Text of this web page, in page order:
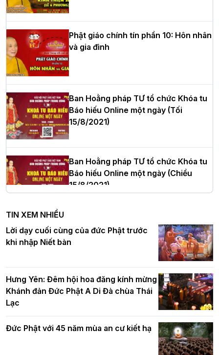
Trưởng BTS GHPGVN tỉnh Nghệ An
Hòa thượng Thích Quảng Tùng tái đắc
cử Trưởng BTS GHPGVN thành phố Hải
Phòng nhiệm kỳ 2026 – 2031
Thượng tọa Thích Tâm Chính được suy
cử tân Trưởng ban Trị sự GHPGVN tỉnh
Hà Nội: Tăng Ni Trường hạ Bồ Đề trang
nghiêm tác pháp Tiền an cư PL.2570 –
DL.2026
chúc mừng Phật đản BTS GHPGVN TP.
Hà Nội
Hơn 5.000 người tham dự diễu hành,
Phật giáo chính tín phần 10: Hôn nhân
và gia đình
Ban Hoằng pháp TƯ tổ chức Khóa tu
Báo hiếu Online một ngày (Tối
15/8/2021)
Ban Hoằng pháp TƯ tổ chức Khóa tu
Báo hiếu Online một ngày (Chiều
15/8/2021)
Ban Hoằng pháp TƯ tổ chức Khóa tu
Báo hiếu Online một ngày (Sáng
15/8/2021)
Tinh thần yêu nước của Phật giáo
TIN XEM NHIỀU
Lời dạy cuối cùng của đức Phật trước
khi nhập Niết bàn
Hưng Yên: Đêm hội hoa đăng kính mừng
Khánh đản Đức Phật A Di Đà chùa Thái
Lạc
Đức Phật với 45 năm mùa an cư kiết hạ